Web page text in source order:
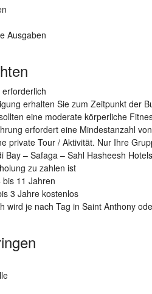
Ausgaben
erhalten Sie zum Zeitpunkt der
eine moderate körperliche
erfordert eine Mindestanzahl
private Tour / Aktivität. Nur Ihre
Bay – Safaga – Sahl Hasheesh
zu zahlen ist
bis 11 Jahren
3 Jahre kostenlos
wird je nach Tag in Saint Anthony